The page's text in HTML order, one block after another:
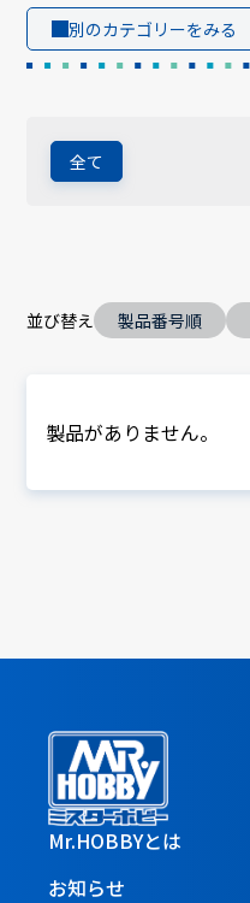
別のカテゴリーをみる
全て
並び替え 製品番号順
製品がありません。
Mr.HOBBYとは
お知らせ